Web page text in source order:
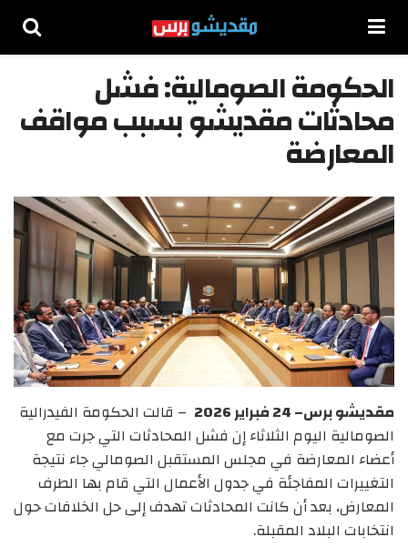
الحكومة الصومالية: فشل
محادثات مقديشو بسبب مواقف
المعارضة
مقديشو برس– 24 فبراير 2026
– قالت الحكومة الفيدرالية
الصومالية اليوم الثلاثاء إن فشل المحادثات التي جرت مع
أعضاء المعارضة في مجلس المستقبل الصومالي جاء نتيجة
التغييرات المفاجئة في جدول الأعمال التي قام بها الطرف
المعارض، بعد أن كانت المحادثات تهدف إلى حل الخلافات حول
انتخابات البلاد المقبلة.